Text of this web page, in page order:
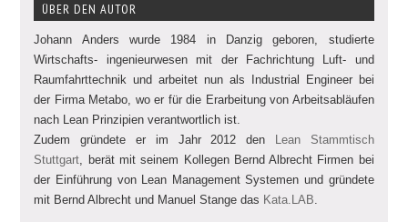
ÜBER DEN AUTOR
Johann Anders wurde 1984 in Danzig geboren, studierte
Wirtschafts- ingenieurwesen mit der Fachrichtung Luft- und
Raumfahrttechnik und arbeitet nun als Industrial Engineer bei
der Firma Metabo, wo er für die Erarbeitung von Arbeitsabläufen
nach Lean Prinzipien verantwortlich ist.
Zudem gründete er im Jahr 2012 den
Lean Stammtisch
Stuttgart, berät mit seinem Kollegen Bernd Albrecht Firmen bei
der Einführung von Lean Management Systemen und gründete
mit Bernd Albrecht und Manuel Stange das Kata.LAB.